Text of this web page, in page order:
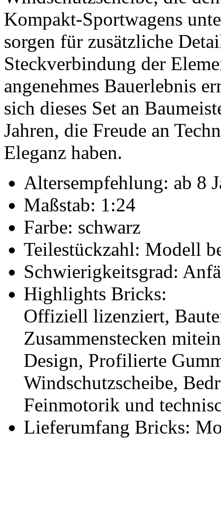
Kompakt-Sportwagens
sorgen für zusätzliche
Steckverbindung der
angenehmes Bauerlebnis
sich dieses Set an
Jahren, die Freude an
Eleganz haben.
Altersempfehlung: ab 8
Maßstab: 1:24
Farbe: schwarz
Teilestückzahl: Modell
Schwierigkeitsgrad:
Highlights Bricks:
Offiziell lizenziert,
Zusammenstecken
Design, Profilierte
Windschutzscheibe,
Feinmotorik und
Lieferumfang Bricks: